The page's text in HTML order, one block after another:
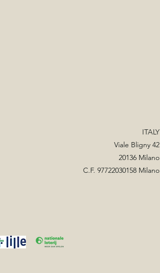
ITALY
Viale Bligny 42
20136 Milano
C.F. 97722030158 Milano